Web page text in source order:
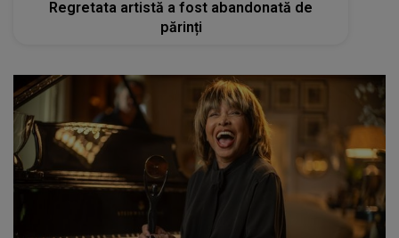
Regretata artistă a fost abandonată de
părinți